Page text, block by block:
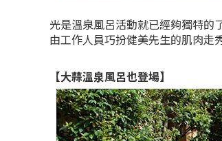
光是溫泉風呂活動就已經夠獨特的
由工作人員巧扮健美先生的肌肉走
【大蒜溫泉風呂也登場】